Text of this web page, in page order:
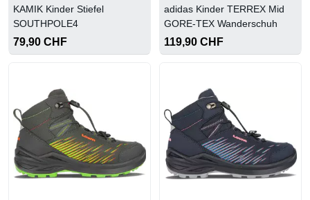
KAMIK Kinder Stiefel
SOUTHPOLE4
79,90 CHF
adidas Kinder TERREX Mid
GORE-TEX Wanderschuh
119,90 CHF